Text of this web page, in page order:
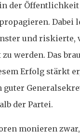
der
Dabei
und riskierte,
werden. Das
Erfolg stärkt
guter
der Partei.
monieren